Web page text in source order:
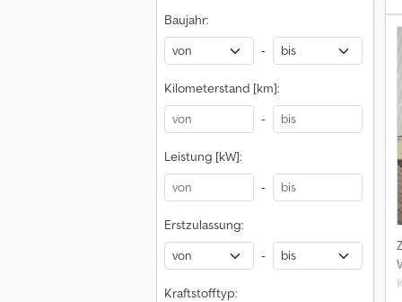
Baujahr:
-
Kilometerstand [km]:
-
Leistung [kW]:
-
Erstzulassung:
-
Kraftstofftyp: